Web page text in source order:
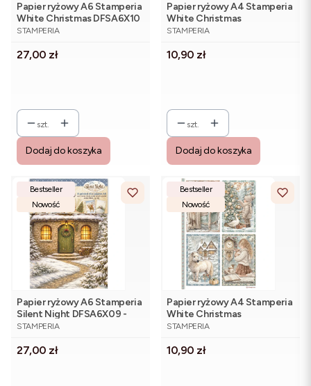
Papier ryżowy A6 Stamperia
White Christmas DFSA6X10
- zestaw 8 sztuk
PRODUCENT
STAMPERIA
Cena
27,00 zł
szt.
Dodaj do koszyka
Papier ryżowy A4 Stamperia
White Christmas
DFSA41148 - dziewczynka i
PRODUCENT
STAMPERIA
Cena
10,90 zł
szt.
Dodaj do koszyka
Bestseller
Nowość
Papier ryżowy A6 Stamperia
Silent Night DFSA6X09 -
zestaw 8 sztuk
PRODUCENT
STAMPERIA
Cena
27,00 zł
Bestseller
Nowość
Papier ryżowy A4 Stamperia
White Christmas
DFSA41147 - cztery karty,
PRODUCENT
STAMPERIA
Cena
10,90 zł